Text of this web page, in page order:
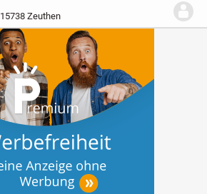
Plan. Ein Zuhause darf solche Momente
15738 Zeuthen